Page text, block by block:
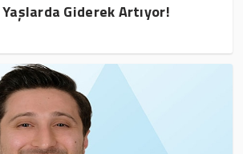
Yaşlarda Giderek Artıyor!